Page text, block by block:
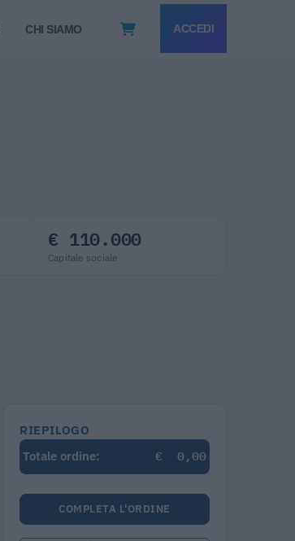
CHI SIAMO ACCEDI
€ 110.000
Capitale sociale
RIEPILOGO
Totale ordine:
€ 0,00
COMPLETA L'ORDINE